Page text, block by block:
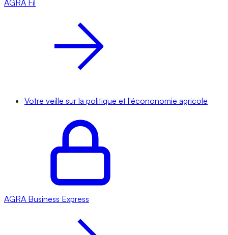
AGRA Fil
Votre veille sur la politique et l'écononomie agricole
AGRA Business Express